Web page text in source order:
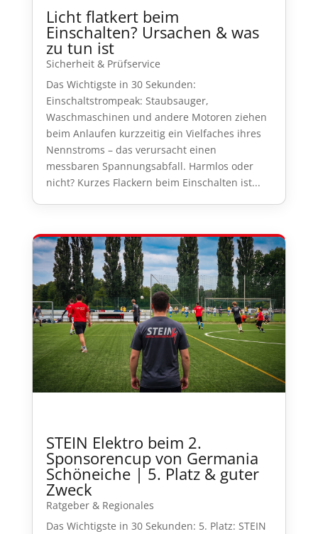
Licht flatkert beim
Einschalten? Ursachen & was
zu tun ist
Sicherheit & Prüfservice
Das Wichtigste in 30 Sekunden:
Einschaltstrompeak: Staubsauger,
Waschmaschinen und andere Motoren ziehen
beim Anlaufen kurzzeitig ein Vielfaches ihres
Nennstroms – das verursacht einen
messbaren Spannungsabfall. Harmlos oder
nicht? Kurzes Flackern beim Einschalten ist...
STEIN Elektro beim 2.
Sponsorencup von Germania
Schöneiche | 5. Platz & guter
Zweck
Ratgeber & Regionales
Das Wichtigste in 30 Sekunden: 5. Platz: STEIN